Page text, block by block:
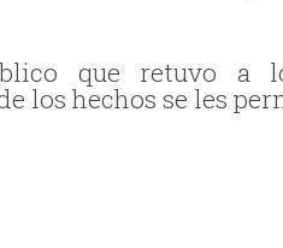
que retuvo a
los hechos se les